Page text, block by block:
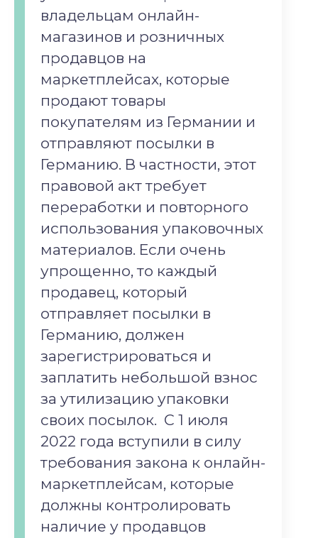
владельцам онлайн-
магазинов и розничных
продавцов на
маркетплейсах, которые
продают товары
покупателям из Германии и
отправляют посылки в
Германию. В частности, этот
правовой акт требует
переработки и повторного
использования упаковочных
материалов. Если очень
упрощенно, то каждый
продавец, который
отправляет посылки в
Германию, должен
зарегистрироваться и
заплатить небольшой взнос
за утилизацию упаковки
своих посылок. С 1 июля
2022 года вступили в силу
требования закона к онлайн-
маркетплейсам, которые
должны контролировать
наличие у продавцов